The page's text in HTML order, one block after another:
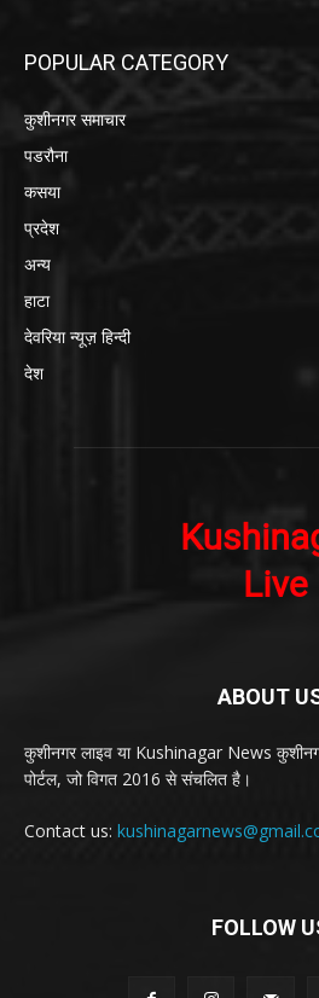
POPULAR CATEGORY
कुशीनगर समाचार
पडरौना
कसया
प्रदेश
अन्य
हाटा
देवरिया न्यूज़ हिन्दी
देश
ABOUT
कुशीनगर लाइव या Kushinagar News
पोर्टल, जो विगत 2016 से संचलित है।
Contact us:
FOLLOW